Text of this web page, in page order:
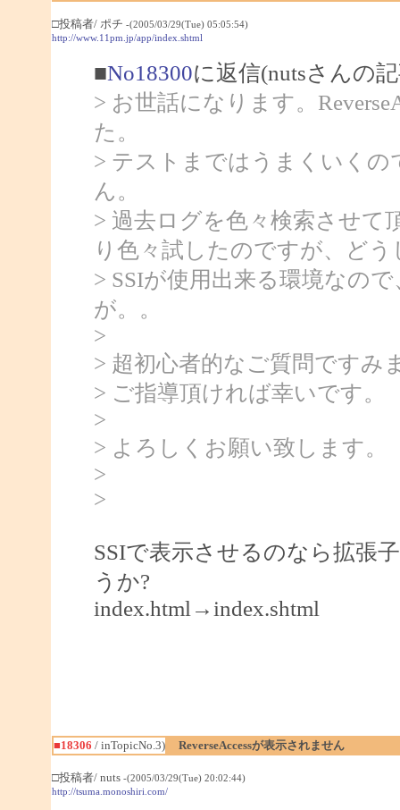
□投稿者/ ポチ -(2005/03/29(Tue) 05:05:54)
http://www.11pm.jp/app/index.shtml
■No18300に返信(nutsさんの
> お世話になります。
た。
> テストまではうまくいく
ん。
> 過去ログを色々検索させて
り色々試したのですが、ど
> SSIが使用出来る環境なの
が。。
>
> 超初心者的なご質問ですみ
> ご指導頂ければ幸いです。
>
> よろしくお願い致します。
>
>
SSIで表示させるのなら拡張
うか?
index.html→index.shtml
■18306 / inTopicNo.3) ReverseAccessが表示されません
□投稿者/ nuts -(2005/03/29(Tue) 20:02:44)
http://tsuma.monoshiri.com/